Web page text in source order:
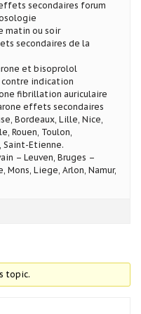
secondaires forum
matin ou soir
secondaires de la
et bisoprolol
indication
fibrillation auriculaire
effets secondaires
Bordeaux, Lille, Nice,
Rouen, Toulon,
Saint-Etienne.
– Leuven, Bruges –
Mons, Liege, Arlon, Namur,
topic.